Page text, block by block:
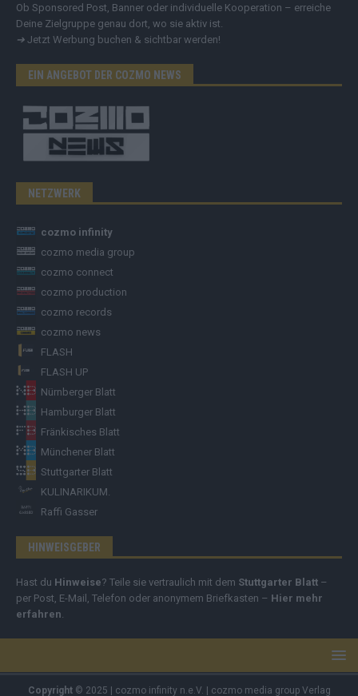
Ob Sponsored Post, Banner oder individuelle Kooperation – erreiche
Deine Zielgruppe genau dort, wo sie aktiv ist.
➔ Jetzt Werbung buchen & sichtbar werden!
EIN ANGEBOT DER COZMO NEWS
NETZWERK
cozmo infinity
cozmo media group
cozmo connect
cozmo production
cozmo records
cozmo news
FLASH
FLASH UP
Nürnberger Blatt
Hamburger Blatt
Fränkisches Blatt
Münchener Blatt
Stuttgarter Blatt
KULINARIKUM.
Raffi Gasser
HINWEISGEBER
Hast du Hinweise? Teile sie vertraulich mit dem Stuttgarter Blatt –
per Post, E-Mail, Telefon oder anonymem Briefkasten – Hier mehr
erfahren.
Copyright© 2025 | cozmo infinity n.e.V. | cozmo media group Verlag